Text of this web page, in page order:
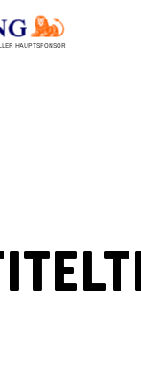
HAUPTSPONSOR